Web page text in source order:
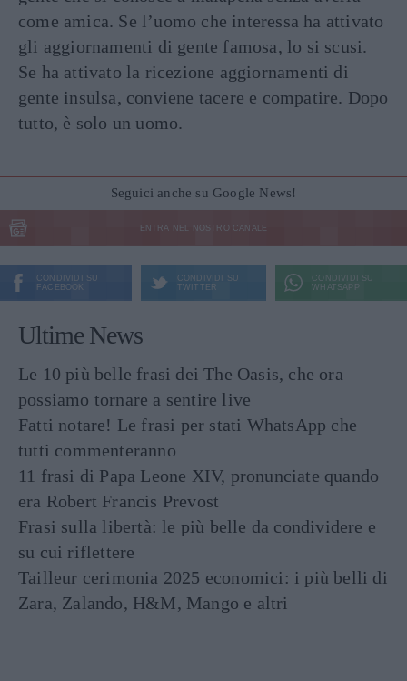
come amica. Se l’uomo che interessa ha attivato
gli aggiornamenti di gente famosa, lo si scusi.
Se ha attivato la ricezione aggiornamenti di
gente insulsa, conviene tacere e compatire. Dopo
tutto, è solo un uomo.
Seguici anche su Google News!
ENTRA NEL NOSTRO CANALE
CONDIVIDI SU
FACEBOOK
CONDIVIDI SU
TWITTER
CONDIVIDI SU
WHATSAPP
Ultime News
Le 10 più belle frasi dei The Oasis, che ora
possiamo tornare a sentire live
Fatti notare! Le frasi per stati WhatsApp che
tutti commenteranno
11 frasi di Papa Leone XIV, pronunciate quando
era Robert Francis Prevost
Frasi sulla libertà: le più belle da condividere e
su cui riflettere
Tailleur cerimonia 2025 economici: i più belli di
Zara, Zalando, H&M, Mango e altri